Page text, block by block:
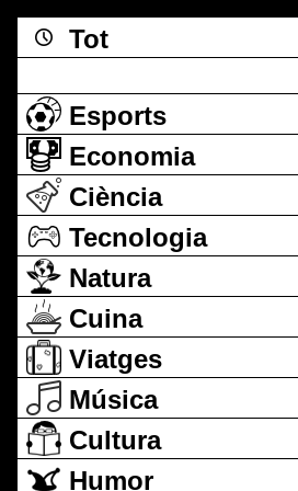
Tot
Esports
Economia
Ciència
Tecnologia
Natura
Cuina
Viatges
Música
Cultura
Humor